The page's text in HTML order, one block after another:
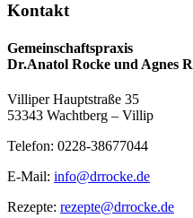
Kontakt
Gemeinschaftspraxis
Dr.Anatol Rocke und Agnes
Villiper Hauptstraße 35
53343 Wachtberg – Villip
Telefon: 0228-38677044
E-Mail: info@drrocke.de
Rezepte: rezepte@drrocke.de